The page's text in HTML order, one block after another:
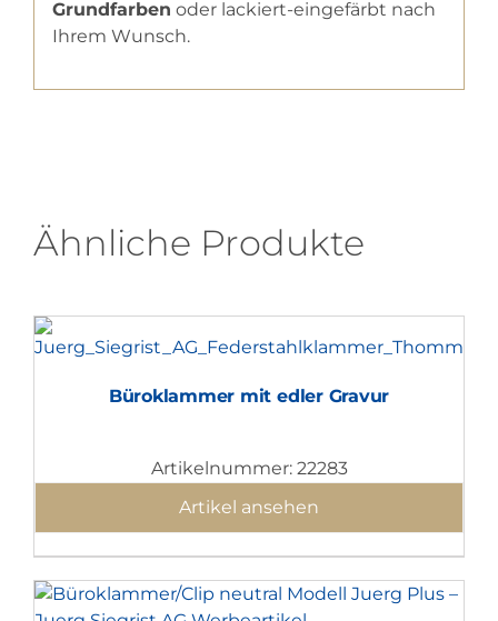
Grundfarben oder lackiert-eingefärbt nach
Ihrem Wunsch.
Ähnliche Produkte
Büroklammer mit edler Gravur
Artikelnummer: 22283
Artikel ansehen